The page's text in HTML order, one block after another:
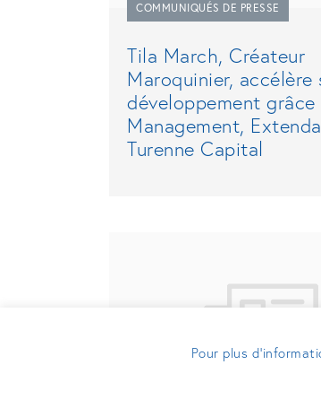
COMMUNIQUÉS DE PRESSE
Tila March, Créateur
Maroquinier, accélère
développement grâce
Management,
Turenne Capital
Pour plus